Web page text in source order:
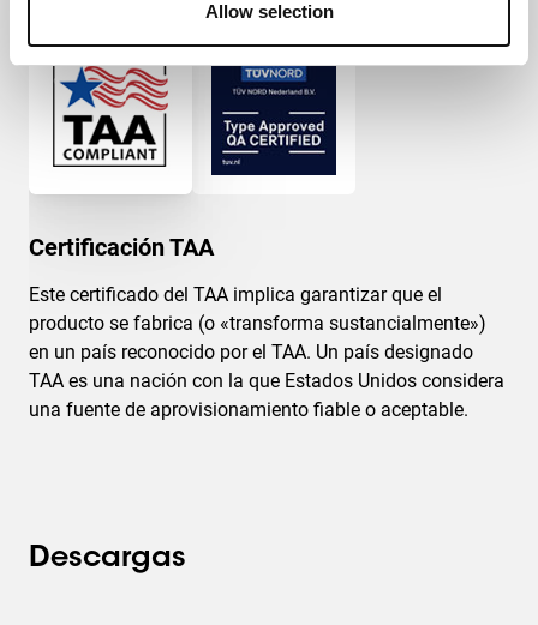
Allow selection
Certificación TAA
Este certificado del TAA implica garantizar que el
producto se fabrica (o «transforma sustancialmente»)
en un país reconocido por el TAA. Un país designado
TAA es una nación con la que Estados Unidos considera
una fuente de aprovisionamiento fiable o aceptable.
Descargas